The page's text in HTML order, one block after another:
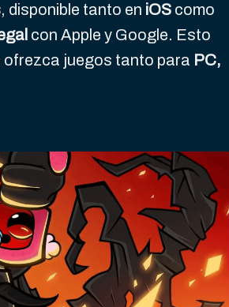
, disponible tanto en iOS como
con Apple y Google. Esto
ofrezca juegos tanto para PC,